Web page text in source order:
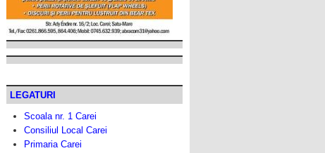
LEGATURI
Scoala nr. 1 Carei
Consiliul Local Carei
Primaria Carei